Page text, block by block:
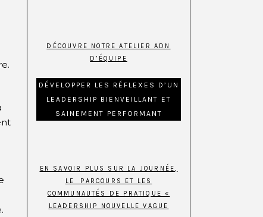
DÉCOUVRE NOTRE ATELIER ADN
D’ÉQUIPE
DÉVELOPPER LES RÉFLEXES D’UN
LEADERSHIP BIENVEILLANT ET
SAINEMENT PERFORMANT
EN SAVOIR PLUS SUR LA JOURNÉE,
LE PARCOURS ET LES
COMMUNAUTÉS DE PRATIQUE «
LEADERSHIP NOUVELLE VAGUE